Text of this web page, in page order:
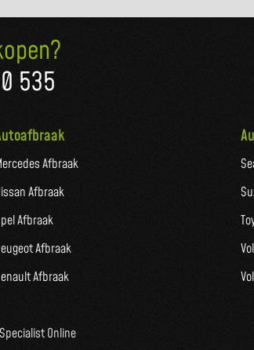
535
Afbraak
Afbraak
Afbraak
Afbraak
Afbraak
Online